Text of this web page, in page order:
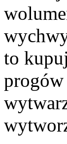
to
progów